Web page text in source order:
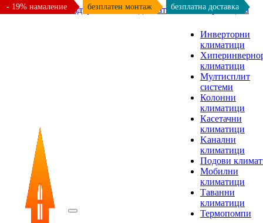
Към основното съдържание Към долната част на страницата
Инверторни
климатици
климатици
Мултисплит
системи
Колонни
климатици
Касетачни
климатици
Kанални
климатици
Подови
Мобилни
климатици
Таванни
климатици
Термопомпи
- 19% намаление безплатен монтаж безплатна доставка